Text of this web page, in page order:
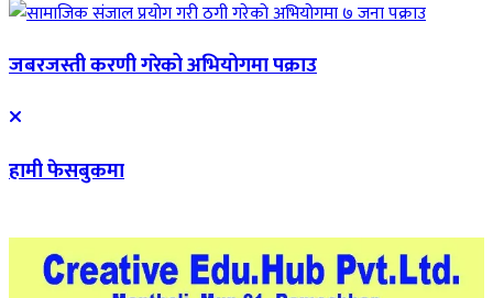
जबरजस्ती करणी गरेको अभियोगमा पक्राउ
हामी फेसबुकमा